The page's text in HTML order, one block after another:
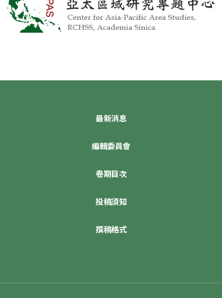
最新消息
編輯委員會
卷期目次
投稿須知
撰稿格式